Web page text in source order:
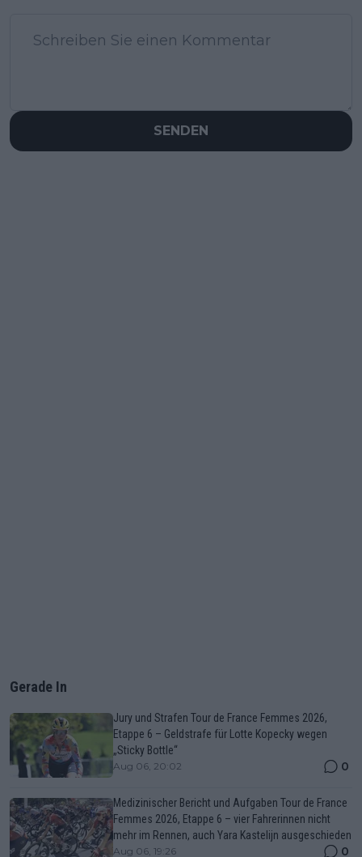
SENDEN
Gerade In
Jury und Strafen Tour de France Femmes 2026,
Etappe 6 – Geldstrafe für Lotte Kopecky wegen
„Sticky Bottle“
Aug 06, 20:02 0
Medizinischer Bericht und Aufgaben Tour de France
Femmes 2026, Etappe 6 – vier Fahrerinnen nicht
mehr im Rennen, auch Yara Kastelijn ausgeschieden
Aug 06, 19:26 0